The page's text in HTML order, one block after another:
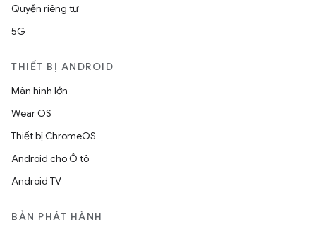
Quyền riêng tư
5G
THIẾT BỊ ANDROID
Màn hình lớn
Wear OS
Thiết bị ChromeOS
Android cho Ô tô
Android TV
BẢN PHÁT HÀNH